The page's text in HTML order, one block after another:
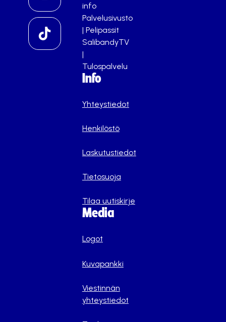
info
Palvelusivusto
| Pelipassit
SalibandyTV
|
Tulospalvelu
Info
Yhteystiedot
Henkilöstö
Laskutustiedot
Tietosuoja
Tilaa uutiskirje
Media
Logot
Kuvapankki
Viestinnän
yhteystiedot